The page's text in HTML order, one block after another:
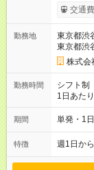
勤務回
希望さ
河合塾模
＝日収
合あり
割手当＋
用期間なし
交通
勤務地
東京都渋
東京都渋
株式会
勤務時間
シフト制
1日あた
間は 試
期間 単発・1
特徴 週1日か